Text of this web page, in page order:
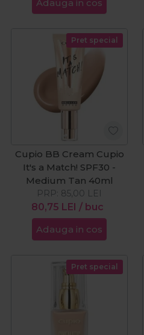
Adauga in cos
Pret special
Cupio BB Cream Cupio
It's a Match! SPF30 -
Medium Tan 40ml
80,75 LEI / buc
PRP: 85,00 LEI
Adauga in cos
Pret special